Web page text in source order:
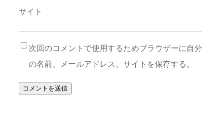
サイト
次回のコメントで使用するためブラウザーに自分
の名前、メールアドレス、サイトを保存する。